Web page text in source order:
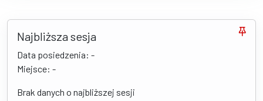
Najbliższa sesja
Data posiedzenia: -
Miejsce: -
Brak danych o najbliższej sesji